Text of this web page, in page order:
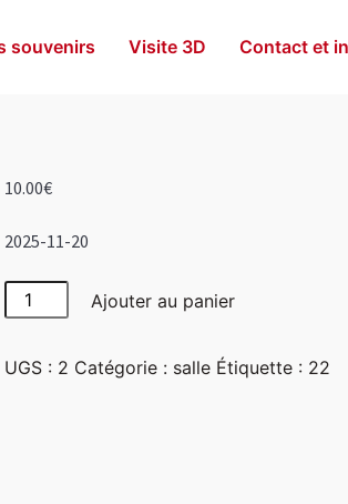
souvenirs Visite 3D Contact et
10.00€
2025-11-20
quantité
de
Ajouter au panier
UGS : 2 Catégorie : salle Étiquette : 22